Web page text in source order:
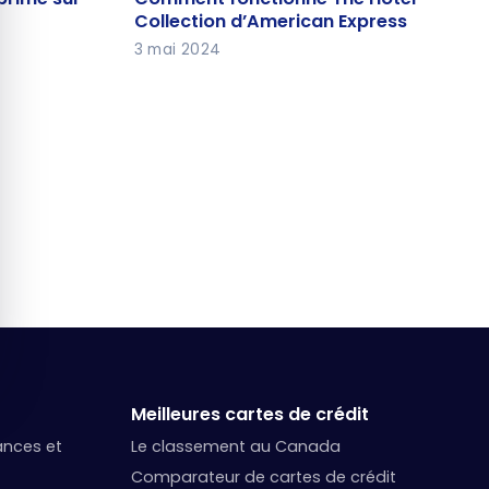
Collection d’American Express
Collection d’American Express
3 mai 2024
et
Meilleures cartes de crédit
Le classement au Canada
Comparateur de cartes de crédit